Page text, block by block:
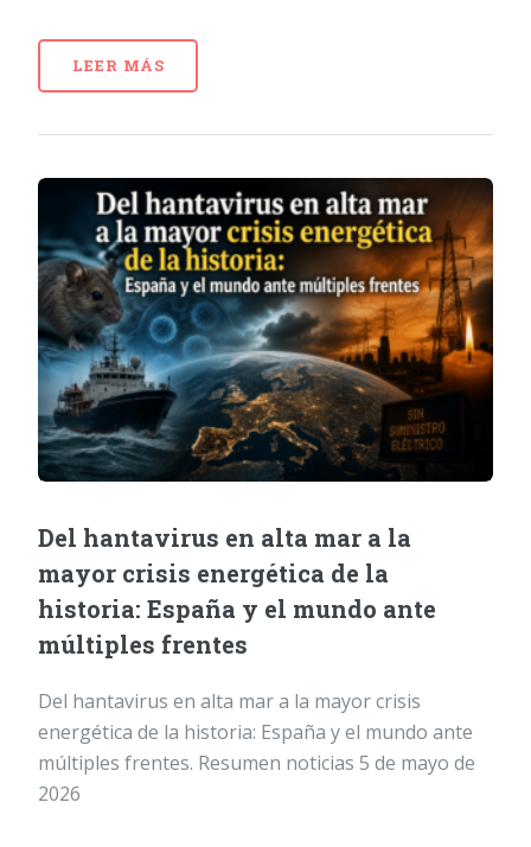
LEER MÁS
Del hantavirus en alta mar a la
mayor crisis energética de la
historia: España y el mundo ante
múltiples frentes
Del hantavirus en alta mar a la mayor crisis
energética de la historia: España y el mundo ante
múltiples frentes. Resumen noticias 5 de mayo de
2026